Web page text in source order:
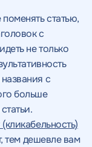
статью,
с
не только
с
больше
(кликабельность)
тем дешевле вам